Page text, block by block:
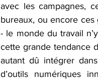
avec les campagnes,
bureaux, ou encore ces
- le monde du travail
cette grande tendance
autant dû intégrer
d’outils numériques